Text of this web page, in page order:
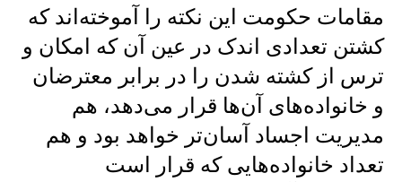
مقامات حکومت این نکته را آموخته‌اند که
کشتن تعدادی اندک در عین آن که امکان و
ترس از کشته شدن را در برابر معترضان
و خانواده‌های آن‌ها قرار می‌دهد، هم
مدیریت اجساد آسان‌تر خواهد بود و هم
تعداد خانواده‌هایی که قرار است